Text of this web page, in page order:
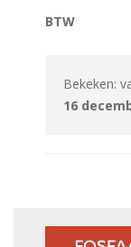
BTW
Bekeken:
16